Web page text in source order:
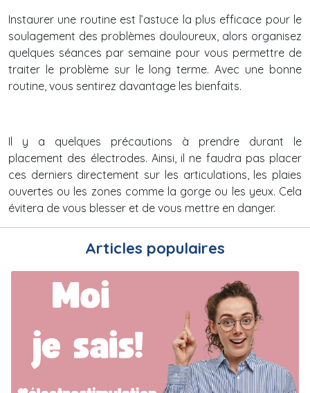
Instaurer une routine est l’astuce la plus efficace pour le
soulagement des problèmes douloureux, alors organisez
quelques séances par semaine pour vous permettre de
traiter le problème sur le long terme. Avec une bonne
routine, vous sentirez davantage les bienfaits.
Il y a quelques précautions à prendre durant le
placement des électrodes. Ainsi, il ne faudra pas placer
ces derniers directement sur les articulations, les plaies
ouvertes ou les zones comme la gorge ou les yeux. Cela
évitera de vous blesser et de vous mettre en danger.
Articles populaires